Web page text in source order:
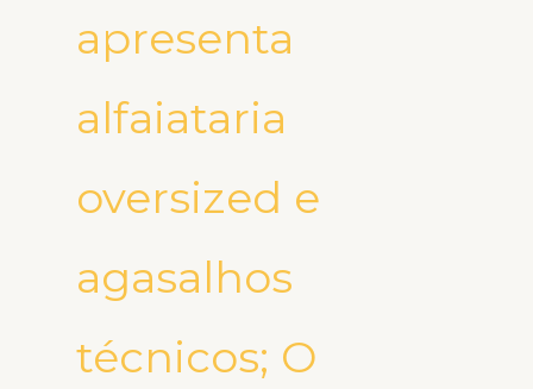
apresenta
alfaiataria
oversized e
agasalhos
técnicos; O